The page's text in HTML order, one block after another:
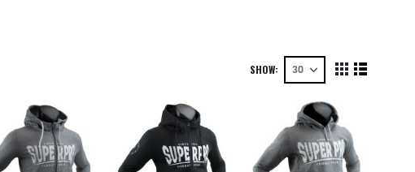
SHOW
View
GridList